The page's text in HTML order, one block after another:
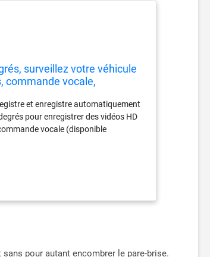
surveillez votre véhicule
commande vocale,
et enregistre automatiquement
pour enregistrer des vidéos HD
vocale (disponible
encore Les vidéos enregistrées se
pour les visualiser et les partager
active ; accès via l'application
autour de votre véhicule en
pour autant encombrer le pare-brise.